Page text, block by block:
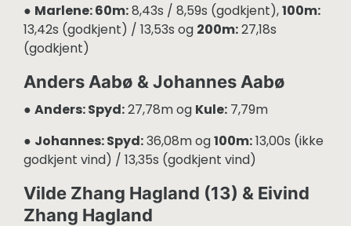
● Marlene: 60m:8,43s / 8,59s (godkjent),100m:
13,42s (godkjent) / 13,53s og 200m:27,18s
(godkjent)
Anders Aabø & Johannes Aabø
● Anders: Spyd:27,78m og Kule: 7,79m
● Johannes: Spyd:36,08m og100m:13,00s (ikke
godkjent vind) / 13,35s (godkjent vind)
Vilde Zhang Hagland (13) & Eivind
Zhang Hagland